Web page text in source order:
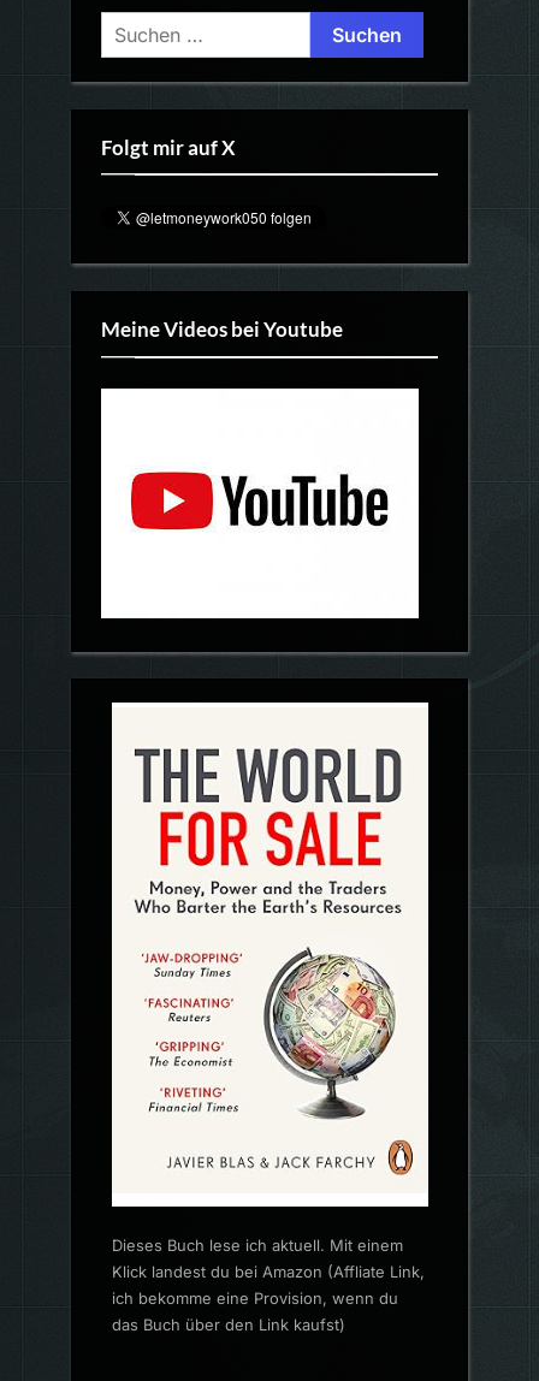
Suchen
nach:
Folgt mir auf X
Meine Videos bei Youtube
Dieses Buch lese ich aktuell. Mit einem
Klick landest du bei Amazon (Affliate Link,
ich bekomme eine Provision, wenn du
das Buch über den Link kaufst)